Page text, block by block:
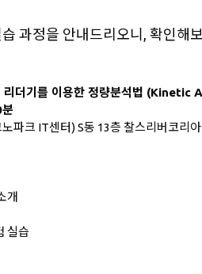
과정을 안내드리오니, 확인해
리더기를 이용한 정량분석법 (Kinetic
파크 IT센터) S동 13층 찰스리버코리
개
실습